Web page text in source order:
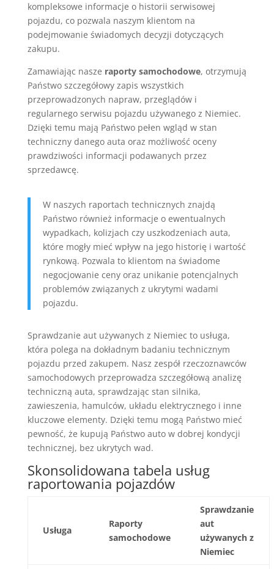
kompleksowe informacje o historii serwisowej
pojazdu, co pozwala naszym klientom na
podejmowanie świadomych decyzji dotyczących
zakupu.
Zamawiając nasze raporty samochodowe, otrzymują
Państwo szczegółowy zapis wszystkich
przeprowadzonych napraw, przeglądów i
regularnego serwisu pojazdu używanego z Niemiec.
Dzięki temu mają Państwo pełen wgląd w stan
techniczny danego auta oraz możliwość oceny
prawdziwości informacji podawanych przez
sprzedawcę.
W naszych raportach technicznych znajdą
Państwo również informacje o ewentualnych
wypadkach, kolizjach czy uszkodzeniach auta,
które mogły mieć wpływ na jego historię i wartość
rynkową. Pozwala to klientom na świadome
negocjowanie ceny oraz unikanie potencjalnych
problemów związanych z ukrytymi wadami
pojazdu.
Sprawdzanie aut używanych z Niemiec to usługa,
która polega na dokładnym badaniu technicznym
pojazdu przed zakupem. Nasz zespół rzeczoznawców
samochodowych przeprowadza szczegółową analizę
techniczną auta, sprawdzając stan silnika,
zawieszenia, hamulców, układu elektrycznego i inne
kluczowe elementy. Dzięki temu mogą Państwo mieć
pewność, że kupują Państwo auto w dobrej kondycji
technicznej, bez ukrytych wad.
Skonsolidowana tabela usług
raportowania pojazdów
Usługa
Raporty
samochodowe
Sprawdzanie
aut
używanych z
Niemiec